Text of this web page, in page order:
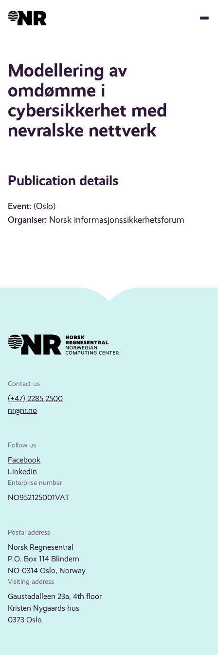
Modellering av
omdømme i
cybersikkerhet med
nevralske nettverk
Publication details
Event: (Oslo)
Organiser: Norsk informasjonssikkerhetsforum
Contact us
(+47) 2285 2500
nr@nr.no
Follow us
Facebook
LinkedIn
Enterprise number
NO952125001VAT
Postal address
Norsk Regnesentral
P.O. Box 114 Blindern
NO-0314 Oslo, Norway
Visiting address
Gaustadalleen 23a, 4th floor
Kristen Nygaards hus
0373 Oslo